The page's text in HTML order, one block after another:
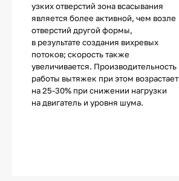
узких отверстий зона всасывания
является более активной, чем возле
отверстий другой формы,
в результате создания вихревых
потоков; скорость также
увеличивается. Производительность
работы вытяжек при этом возрастает
на 25-30% при снижении нагрузки
на двигатель и уровня шума.